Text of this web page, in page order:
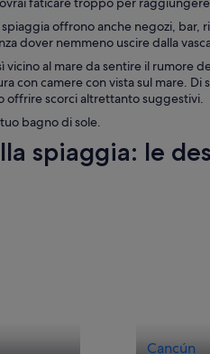
offrono anche negozi,
dover nemmeno uscire dalla
vicino al mare da sentire il rumore
con camere con vista sul mare.
offrire scorci altrettanto suggestivi.
bagno di sole.
spiaggia: le
Cancún